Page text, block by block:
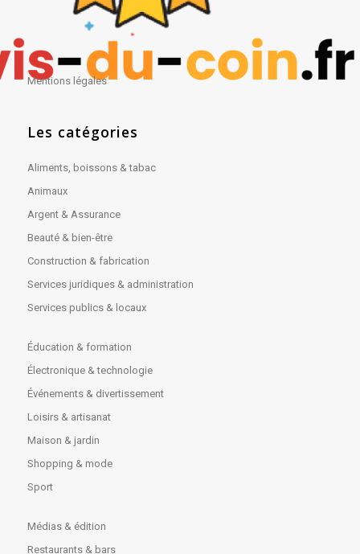
Mentions légales
Les catégories
Aliments, boissons & tabac
Animaux
Argent & Assurance
Beauté & bien-être
Construction & fabrication
Services juridiques & administration
Services publics & locaux
Éducation & formation
Électronique & technologie
Événements & divertissement
Loisirs & artisanat
Maison & jardin
Shopping & mode
Sport
Médias & édition
Restaurants & bars